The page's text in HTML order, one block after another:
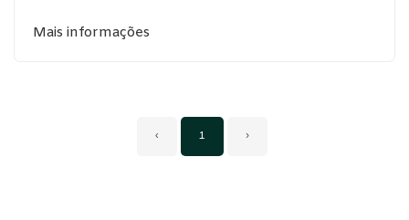
Mais informações
‹ 1 ›